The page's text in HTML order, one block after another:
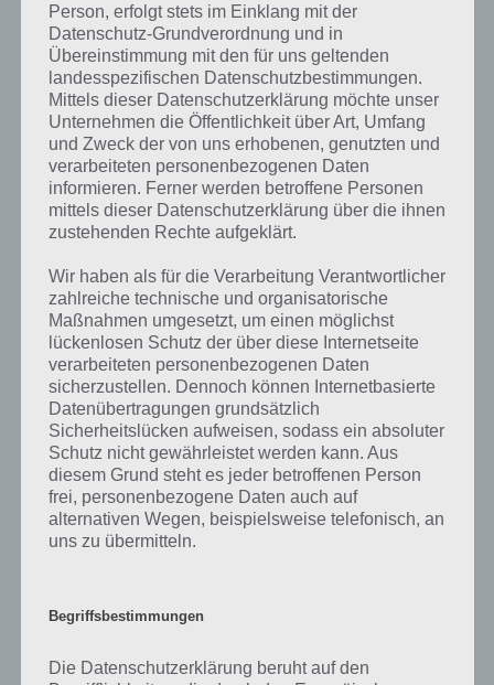
Kurze Begriffserklärung zur Lösung
Quelle
Quelle ist die Lösung für das tägliche Bonus Rätsel am 24.3.2020 in 4
Bilder 1 Wort, doch welche Bedeutung hat dieses eigentlich und was
gibt es dazu zu wissen? Passt das Wort auch zu Irland? Zu
bestimmten Lösungen präsentieren wir daher auch immer eine
kurze Begriffserklärung!
Bei einer Quelle handelt es sich um den Austrittsort von
Grundwasser. Dies geschieht auf natürliche Weise, in welchem das
Grundwasser durch Niederschläge gespeist wird. Manchmal kommt
das Wasser auch aus den tiefen Teilen des Erdinneren, was jedoch
deutlich seltener der Fall ist.
Hast du gewusst, dass der Aachtopf die wasserreichste Quelle in
Deutschland ist. Pro Sekunde treten hier 1300 bis 24000 Liter Wasser
pro Sekunde aus. Die wärmste Termalquelle mit 74 Grad Celsius liegt
in Burtscheid bei Aachen.
Quelle steht aber noch für weit mehr. So gibt es beispielsweise eine
Sicherlich wirst du auch schonmal von Informationsquellen gehört
Informationsquelle sein. Dazu auch der Begriff des Informanten.
Person, erfolgt stets im Einklang mit der
Datenschutz-Grundverordnung und in
Übereinstimmung mit den für uns geltenden
landesspezifischen Datenschutzbestimmungen.
Mittels dieser Datenschutzerklärung möchte unser
Unternehmen die Öffentlichkeit über Art, Umfang
und Zweck der von uns erhobenen, genutzten und
verarbeiteten personenbezogenen Daten
informieren. Ferner werden betroffene Personen
mittels dieser Datenschutzerklärung über die ihnen
zustehenden Rechte aufgeklärt.
Wir haben als für die Verarbeitung Verantwortlicher
zahlreiche technische und organisatorische
Maßnahmen umgesetzt, um einen möglichst
lückenlosen Schutz der über diese Internetseite
verarbeiteten personenbezogenen Daten
sicherzustellen. Dennoch können Internetbasierte
Datenübertragungen grundsätzlich
Sicherheitslücken aufweisen, sodass ein absoluter
Schutz nicht gewährleistet werden kann. Aus
diesem Grund steht es jeder betroffenen Person
frei, personenbezogene Daten auch auf
alternativen Wegen, beispielsweise telefonisch, an
uns zu übermitteln.
Begriffsbestimmungen
Die Datenschutzerklärung beruht auf den